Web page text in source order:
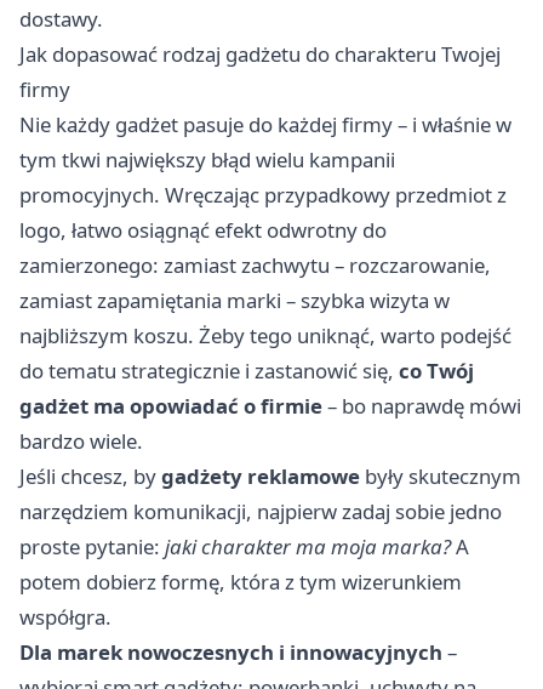
dostawy.
Jak dopasować rodzaj gadżetu do charakteru Twojej
firmy
Nie każdy gadżet pasuje do każdej firmy – i właśnie w
tym tkwi największy błąd wielu kampanii
promocyjnych. Wręczając przypadkowy przedmiot z
logo, łatwo osiągnąć efekt odwrotny do
zamierzonego: zamiast zachwytu – rozczarowanie,
zamiast zapamiętania marki – szybka wizyta w
najbliższym koszu. Żeby tego uniknąć, warto podejść
do tematu strategicznie i zastanowić się, co Twój
gadżet ma opowiadać o firmie– bo naprawdę mówi
bardzo wiele.
Jeśli chcesz, bygadżety reklamowe były skutecznym
narzędziem komunikacji, najpierw zadaj sobie jedno
proste pytanie: jaki charakter ma moja marka?A
potem dobierz formę, która z tym wizerunkiem
współgra.
Dla marek nowoczesnych i innowacyjnych –